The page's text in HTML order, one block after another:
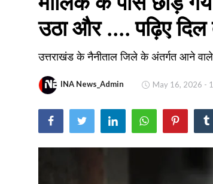
उठा और .... पढ़िए दिल
उत्तराखंड के नैनीताल जिले के अंतर्गत आने वाले
INA News_Admin May 16, 2026 -